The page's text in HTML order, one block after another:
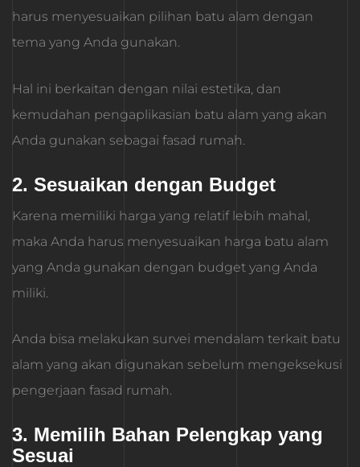
harus menyesuaikan pilihan batu alam dengan
tema yang Anda gunakan.
Hal ini berkaitan dengan nilai estetika, dan
kemudahan pengaplikasian batu alam yang akan
Anda gunakan sebagai fasad rumah.
2. Sesuaikan dengan Budget
Karena memiliki harga yang relatif lebih mahal,
maka Anda harus menyesuaikan harga batu alam
yang Anda gunakan dengan budget yang Anda
miliki.
Anda bisa melakukan survei mendalam terkait batu
alam yang akan digunakan sebelum mengeksekusi
pengerjaan fasad rumah.
3. Memilih Bahan Pelengkap yang
Sesuai